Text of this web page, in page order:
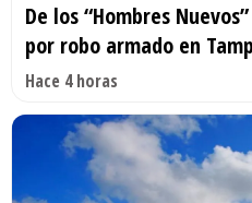
De los “Hombres
por robo armado en
Hace 4 horas